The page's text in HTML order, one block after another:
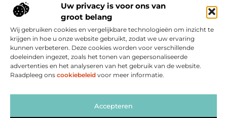
Uw privacy is voor ons van
groot belang
Wij gebruiken cookies en vergelijkbare technologieën om inzicht te
krijgen in hoe u onze website gebruikt, zodat we uw ervaring
kunnen verbeteren. Deze cookies worden voor verschillende
doeleinden ingezet, zoals het tonen van gepersonaliseerde
advertenties en het analyseren van het gebruik van de website.
Raadpleeg ons cookiebeleid voor meer informatie.
Accepteren
Vind Ons Hier :
Beroemdheden Uit de Media Partners Over ons
Contact Blog publiceren Website index Cookiebeleid (EU)
Linkbuilding geld verdienen: zo maak jij er winst mee